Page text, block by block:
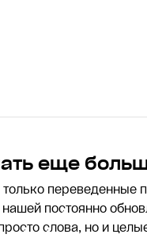
еще
постоянно
слова, но и